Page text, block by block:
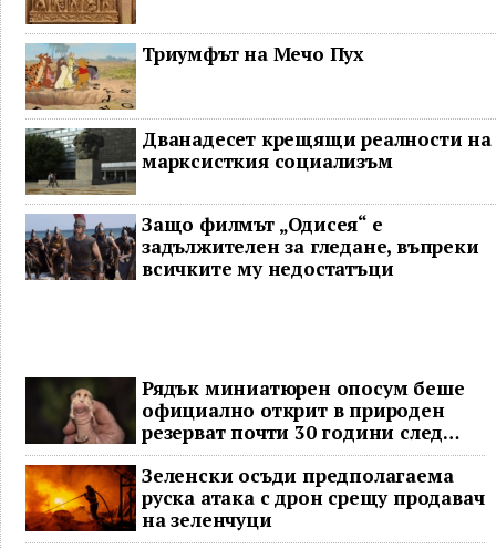
Триумфът на Мечо Пух
Дванадесет крещящи реалности на
марксисткия социализъм
Защо филмът „Одисея“ е
задължителен за гледане, въпреки
всичките му недостатъци
Рядък миниатюрен опосум беше
официално открит в природен
резерват почти 30 години след
последното му наблюдение
Зеленски осъди предполагаема
руска атака с дрон срещу продавач
на зеленчуци